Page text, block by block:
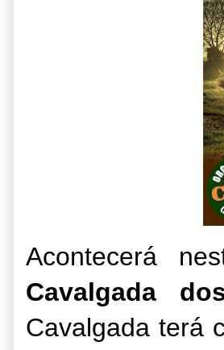
Acontecerá
Cavalgada
Cavalgada terá